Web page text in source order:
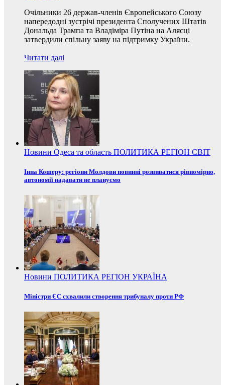
Очільники 26 держав-членів Європейського Союзу
напередодні зустрічі президента Сполучених Штатів
Дональда Трампа та Владіміра Путіна на Алясці
затвердили спільну заяву на підтримку України.
Читати далі
Новини Одеса та область ПОЛИТИКА РЕГІОН СВІТ
Інна Кошеру: регіони Молдови повинні розвиватися рівномірно,
автономії надавати не плануємо
Новини ПОЛИТИКА РЕГІОН УКРАЇНА
Міністри ЄС схвалили створення трибуналу проти РФ